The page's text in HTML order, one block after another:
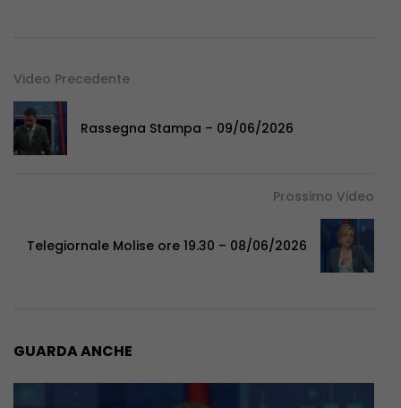
Video Precedente
Rassegna Stampa – 09/06/2026
Prossimo Video
Telegiornale Molise ore 19.30 – 08/06/2026
GUARDA ANCHE